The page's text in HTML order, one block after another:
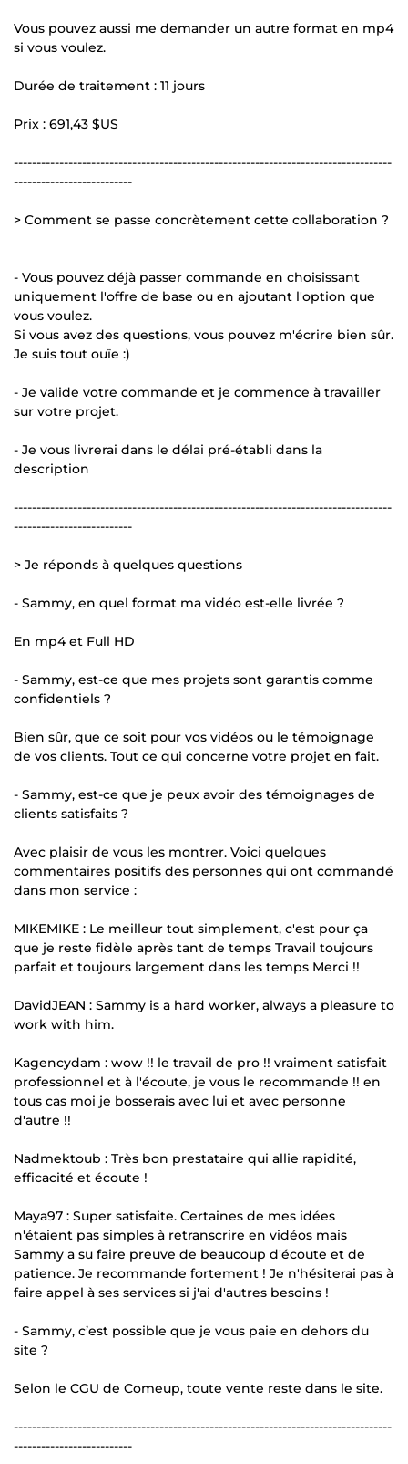
Vous pouvez aussi me demander un autre format en mp4
si vous voulez.
Durée de traitement : 11 jours
Prix : 691,43 $US
-----------------------------------------------------------------------------------
--------------------------
> Comment se passe concrètement cette collaboration ?
- Vous pouvez déjà passer commande en choisissant
uniquement l'offre de base ou en ajoutant l'option que
vous voulez.
Si vous avez des questions, vous pouvez m'écrire bien sûr.
Je suis tout ouïe :)
- Je valide votre commande et je commence à travailler
sur votre projet.
- Je vous livrerai dans le délai pré-établi dans la
description
-----------------------------------------------------------------------------------
--------------------------
> Je réponds à quelques questions
- Sammy, en quel format ma vidéo est-elle livrée ?
En mp4 et Full HD
- Sammy, est-ce que mes projets sont garantis comme
confidentiels ?
Bien sûr, que ce soit pour vos vidéos ou le témoignage
de vos clients. Tout ce qui concerne votre projet en fait.
- Sammy, est-ce que je peux avoir des témoignages de
clients satisfaits ?
Avec plaisir de vous les montrer. Voici quelques
commentaires positifs des personnes qui ont commandé
dans mon service :
MIKEMIKE : Le meilleur tout simplement, c'est pour ça
que je reste fidèle après tant de temps Travail toujours
parfait et toujours largement dans les temps Merci !!
DavidJEAN : Sammy is a hard worker, always a pleasure to
work with him.
Kagencydam : wow !! le travail de pro !! vraiment satisfait
professionnel et à l'écoute, je vous le recommande !! en
tous cas moi je bosserais avec lui et avec personne
d'autre !!
Nadmektoub : Très bon prestataire qui allie rapidité,
efficacité et écoute !
Maya97 : Super satisfaite. Certaines de mes idées
n'étaient pas simples à retranscrire en vidéos mais
Sammy a su faire preuve de beaucoup d'écoute et de
patience. Je recommande fortement ! Je n'hésiterai pas à
faire appel à ses services si j'ai d'autres besoins !
- Sammy, c’est possible que je vous paie en dehors du
site ?
Selon le CGU de Comeup, toute vente reste dans le site.
-----------------------------------------------------------------------------------
--------------------------